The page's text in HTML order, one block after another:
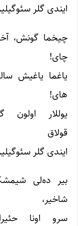
ایندى گلر
چیخما گونش،
چاى!
یاغما یاغیش
هاى!
یوللار اولون
قولاق
ایندى گلر
بیر ده‌لى
شاخیر،
سرو اونا